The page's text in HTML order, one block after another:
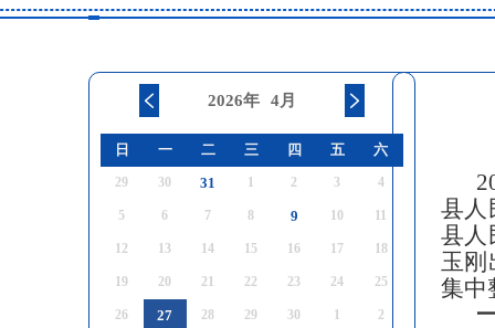
2026年 4月
日 一 二 三 四 五 六
29 30 31 1 2 3 4
5 6 7 8 9 10 11
12 13 14 15 16 17 18
19 20 21 22 23 24 25
26 27 28 29 30 1 2
县人
县人
玉
集中